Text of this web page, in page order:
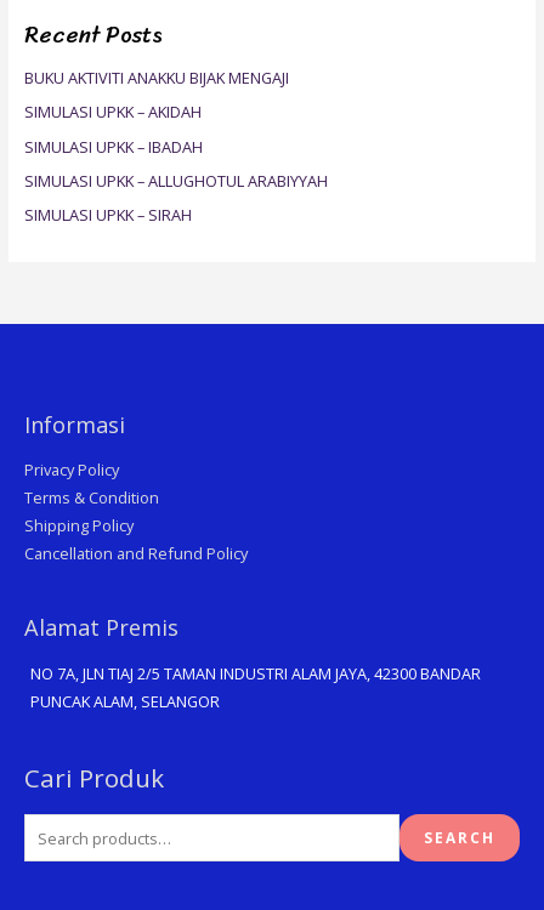
c
o
r
:
Recent Posts
BUKU AKTIVITI ANAKKU BIJAK MENGAJI
SIMULASI UPKK – AKIDAH
SIMULASI UPKK – IBADAH
SIMULASI UPKK – ALLUGHOTUL ARABIYYAH
SIMULASI UPKK – SIRAH
Informasi
Privacy Policy
Terms & Condition
Shipping Policy
Cancellation and Refund Policy
Alamat Premis
NO 7A, JLN TIAJ 2/5 TAMAN INDUSTRI ALAM JAYA, 42300 BANDAR
PUNCAK ALAM, SELANGOR
Cari Produk
Search
SEARCH